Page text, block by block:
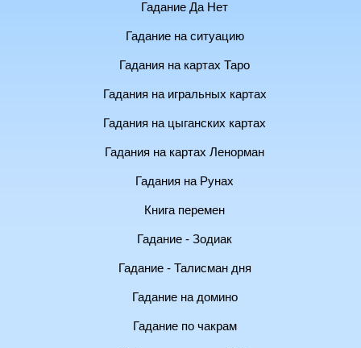
Гадание Да Нет
Гадание на ситуацию
Гадания на картах Таро
Гадания на игральных картах
Гадания на цыганских картах
Гадания на картах Ленорман
Гадания на Рунах
Книга перемен
Гадание - Зодиак
Гадание - Талисман дня
Гадание на домино
Гадание по чакрам